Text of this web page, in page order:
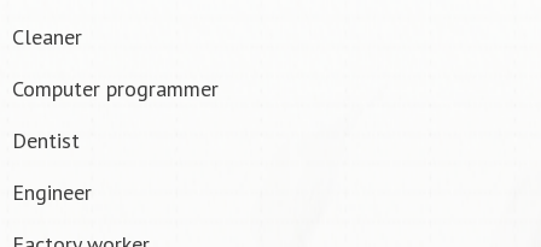
Cleaner
Computer programmer
Dentist
Engineer